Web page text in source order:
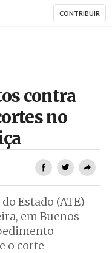
CONTRIBUIR
contra
no
Estado (ATE)
em Buenos
o corte